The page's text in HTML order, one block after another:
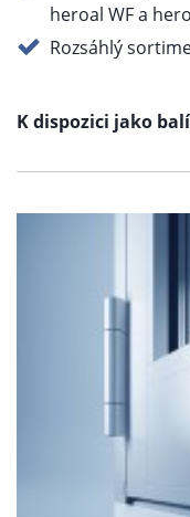
heroal WF a
Rozsáhlý
K dispozici jako